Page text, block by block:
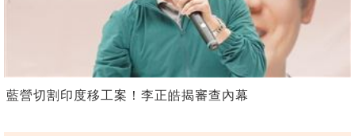
藍營切割印度移工案！李正皓揭審查內幕